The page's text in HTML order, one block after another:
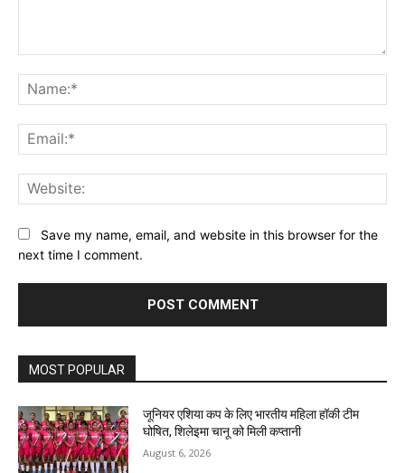
Save my name, email, and website in this browser for the
next time I comment.
MOST POPULAR
जूनियर एशिया कप के लिए भारतीय महिला हॉकी टीम
घोषित, शिलेइमा चानू को मिली कप्तानी
August 6, 2026